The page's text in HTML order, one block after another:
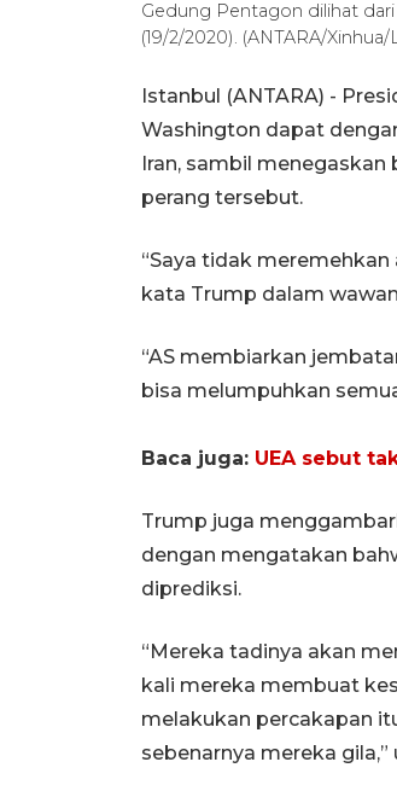
Gedung Pentagon dilihat
(19/2/2020). (ANTARA/Xinhua/
Istanbul (ANTARA) -
Washington dapat
Iran, sambil
perang tersebut.
“Saya tidak
kata Trump dalam
“AS membiarkan
bisa melumpuhkan
Baca juga: UEA sebut
Trump juga
dengan mengatakan
diprediksi.
“Mereka tadinya akan
kali mereka membuat
melakukan percakapan
sebenarnya mereka gila,”